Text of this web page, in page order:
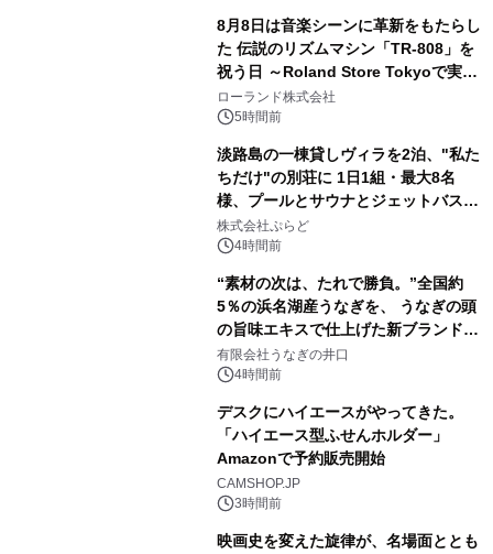
8月8日は音楽シーンに革新をもたらし
た 伝説のリズムマシン「TR-808」を
祝う日 ～Roland Store Tokyoで実機
を展示しての 記念キャンペーンを開
催 英国ラジオ「NTS」の 特別プログ
ラムや、「TR-808」を愛する伝説的
アーティストを フィーチャーしたアニ
メーションを公開～
ローランド株式会社
5時間前
淡路島の一棟貸しヴィラを2泊、"私た
ちだけ"の別荘に 1日1組・最大8名
様、プールとサウナとジェットバス付
きで Villa Mon Temps AWAJIの連泊
素泊りプラン
株式会社ぷらど
4時間前
“素材の次は、たれで勝負。”全国約
5％の浜名湖産うなぎを、 うなぎの頭
の旨味エキスで仕上げた新ブランド
「井口の誉」誕生
有限会社うなぎの井口
4時間前
デスクにハイエースがやってきた。
「ハイエース型ふせんホルダー」
Amazonで予約販売開始
CAMSHOP.JP
3時間前
映画史を変えた旋律が、名場面ととも